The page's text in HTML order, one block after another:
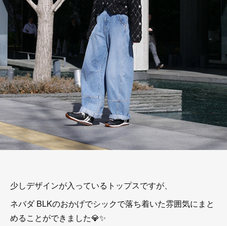
少しデザインが入っているトップスですが、
ネバダ BLKのおかげでシックで落ち着いた雰囲気にまと
めることができました💎✨